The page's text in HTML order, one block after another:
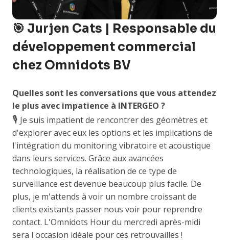
🎯 Jurjen Cats | Responsable du
développement commercial
chez Omnidots BV
Quelles sont les conversations que vous attendez
le plus avec impatience à INTERGEO ?
🎙️ Je suis impatient de rencontrer des géomètres et
d'explorer avec eux les options et les implications de
l'intégration du monitoring vibratoire et acoustique
dans leurs services. Grâce aux avancées
technologiques, la réalisation de ce type de
surveillance est devenue beaucoup plus facile. De
plus, je m'attends à voir un nombre croissant de
clients existants passer nous voir pour reprendre
contact. L'Omnidots Hour du mercredi après-midi
sera l'occasion idéale pour ces retrouvailles !